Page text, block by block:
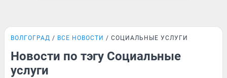
ВОЛГОГРАД ВСЕ НОВОСТИ СОЦИАЛЬНЫЕ УСЛУГИ
Новости по тэгу Социальные
услуги